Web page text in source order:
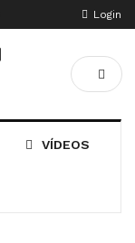
Login
VÍDEOS